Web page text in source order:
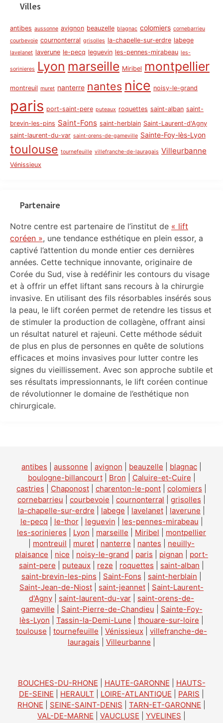
Villes
antibes aussonne avignon beauzelle blagnac colomiers cornebarrieu
courbevoie cournonterral grisolles la-chapelle-sur-erdre labege
lavelanet laverune le-pecq leguevin les-pennes-mirabeau les-
sorinieres Lyon marseille Miribel montpellier
montreuil muret nanterre nantes nice noisy-le-grand
paris port-saint-pere puteaux roquettes saint-alban saint-
brevin-les-pins Saint-Fons saint-herblain Saint-Laurent-d'Agny
saint-laurent-du-var saint-orens-de-gameville Sainte-Foy-lès-Lyon
toulouse tournefeuille villefranche-de-lauragais Villeurbanne
Vénissieux
Partenaire
Notre centre est partenaire de l’institut de « lift
coréen », une tendance esthétique en plein essor, a
captivé l’attention du monde entier ces dernières
années. Cette technique innovante, originaire de
Corée du Sud, vise à redéfinir les contours du visage
et à offrir un effet liftant sans recours à la chirurgie
invasive. En utilisant des fils résorbables insérés sous
la peau, le lift coréen permet de retendre les tissus et
de stimuler la production de collagène, offrant ainsi
un résultat naturel et rajeuni. Cette méthode séduit
de plus en plus de personnes en quête de solutions
efficaces et moins invasives pour lutter contre les
signes du vieillissement. Avec son approche subtile et
ses résultats impressionnants, le lift coréen continue
de révolutionner le domaine de l’esthétique non
chirurgicale.
antibes aussonne avignon beauzelle blagnac
boulogne-billancourt| Bron Caluire-et-Cuire
castries
Chaponost charenton-le-pont colomiers
cornebarrieu
courbevoie cournonterral grisolles
la-chapelle-sur-erdre
labege lavelanet laverune
le-pecq
le-thor| leguevin les-pennes-mirabeau
les-sorinieres
Lyon marseille Miribel
montpellier
montreuil muret nanterre nantes
neuilly-
plaisance
nice noisy-le-grand paris pignan
port-
saint-pere
puteaux reze roquettes saint-alban
saint-brevin-les-pins
Saint-Fons saint-herblain
Saint-Jean-de-Niost
saint-jeannet
Saint-Laurent-
d'Agny
saint-laurent-du-var
saint-orens-de-
gameville
Saint-Pierre-de-Chandieu
Sainte-Foy-
lès-Lyon
Tassin-la-Demi-Lune thouare-sur-loire
toulouse
tournefeuille Vénissieux
villefranche-de-
lauragais
Villeurbanne
BOUCHES-DU-RHONE HAUTE-GARONNE
HAUTS-
DE-SEINE
HERAULT LOIRE-ATLANTIQUE PARIS
RHONE
SEINE-SAINT-DENIS TARN-ET-GARONNE
VAL-DE-MARNE
VAUCLUSE YVELINES